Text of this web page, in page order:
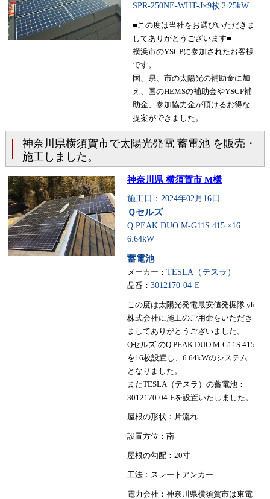
SPR-250NE-WHT-J×9枚 2.25kW
■この度は当社をお選びいただきま
してありがとうございます■
横浜市のYSCPに参加されたお客様
です。
国、県、市の太陽光の補助金に加
え、国のHEMSの補助金やYSCP補
助金、参加協力金が頂けるお得な
提案ができました。
神奈川県横須賀市で太陽光発電 蓄電池 を販売・
施工しました。
神奈川県 横須賀市 M様
施工日：2024年02月16日
Ｑセルズ
Q.PEAK DUO M-G11S 415 ×16
6.64kW
蓄電池
メーカー： TESLA（テスラ）
品番： 3012170-04-E
この度は太陽光発電最安値発掘隊 yh
株式会社に施工のご用命をいただき
ましてありがとうございました。
Qセルズ のQ.PEAK DUO M-G11S 415
を16枚設置し、6.64kWのシステム
となりました。
またTESLA（テスラ）の蓄電池：
3012170-04-Eを設置いたしました。
屋根の形状：片流れ
設置方位：南
屋根の勾配：20寸
工法：スレートアンカー
電力会社：神奈川県横須賀市は東電